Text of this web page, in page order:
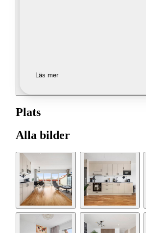
Läs mer
Plats
Alla bilder